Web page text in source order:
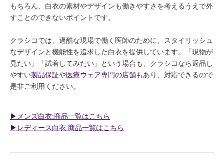
もちろん、白衣の素材やデザインも働きやすさを考えるうえで外
すことのできないポイントです。
クラシコでは、過酷な現場で働く医師のために、スタイリッシュ
なデザインと機能性を追求した白衣を提供しています。「現物が
見たい」「試着してみたい」という場合も、クラシコなら返品し
やすい製品保証や医療ウェア専門の店舗もあり、対応できるので
是非ご利用ください。
▶︎メンズ白衣:商品一覧はこちら
▶︎レディース白衣:商品一覧はこちら